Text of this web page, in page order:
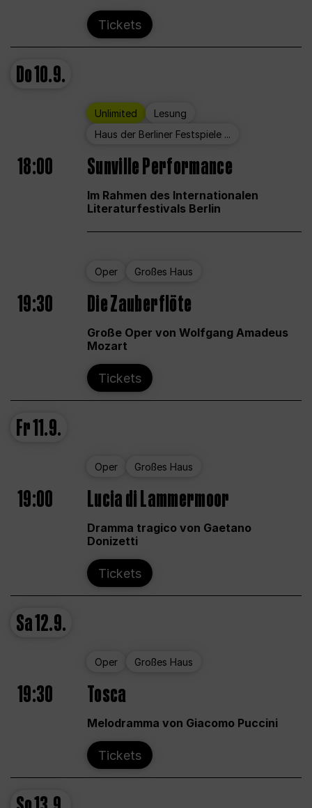
Tickets
Do10.9.
Unlimited
Lesung
Haus der Berliner Festspiele ...
18:00 Sunville Performance
Im Rahmen des Internationalen
Literaturfestivals Berlin
Oper Großes Haus
19:30 Die Zauberflöte
Große Oper von Wolfgang Amadeus
Mozart
Tickets
Fr11.9.
Oper Großes Haus
19:00 Lucia di Lammermoor
Dramma tragico von Gaetano
Donizetti
Tickets
Sa12.9.
Oper Großes Haus
19:30 Tosca
Melodramma von Giacomo Puccini
Tickets